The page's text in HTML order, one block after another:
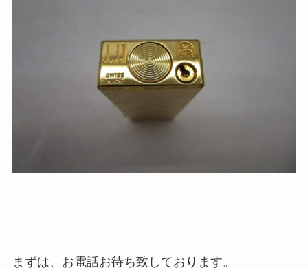
まずは、お電話お待ち致しております。